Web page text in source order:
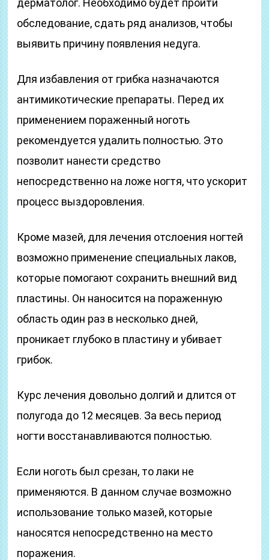
дерматолог. Необходимо будет пройти
обследование, сдать ряд анализов, чтобы
выявить причину появления недуга.
Для избавления от грибка назначаются
антимикотические препараты. Перед их
применением пораженный ноготь
рекомендуется удалить полностью. Это
позволит нанести средство
непосредственно на ложе ногтя, что ускорит
процесс выздоровления.
Кроме мазей, для лечения отслоения ногтей
возможно применение специальных лаков,
которые помогают сохранить внешний вид
пластины. Он наносится на пораженную
область один раз в несколько дней,
проникает глубоко в пластину и убивает
грибок.
Курс лечения довольно долгий и длится от
полугода до 12 месяцев. За весь период
ногти восстанавливаются полностью.
Если ноготь был срезан, то лаки не
применяются. В данном случае возможно
использование только мазей, которые
наносятся непосредственно на место
поражения.